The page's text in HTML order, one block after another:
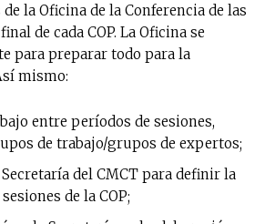
la Oficina de la Conferencia de las
de cada COP. La Oficina se
para preparar todo para la
mismo:
entre períodos de sesiones,
de trabajo/grupos de expertos;
del CMCT para definir la
de la COP;